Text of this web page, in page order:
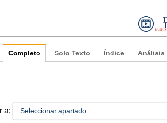
Completo Solo Texto Índice Análisis
Ir a: Seleccionar apartado